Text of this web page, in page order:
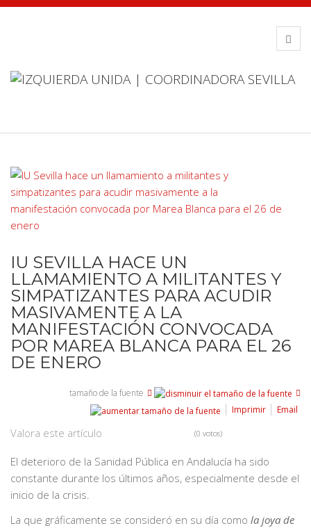
IU SEVILLA HACE UN
LLAMAMIENTO A MILITANTES Y
SIMPATIZANTES PARA ACUDIR
MASIVAMENTE A LA
MANIFESTACIÓN CONVOCADA
POR MAREA BLANCA PARA EL 26
DE ENERO
tamaño de la fuente
Imprimir
Email
Valora este artículo (0 votos)
El deterioro de la Sanidad Pública en Andalucía ha sido
constante durante los últimos años, especialmente desde el
inicio de la crisis.
La que gráficamente se consideró en su día como la joya de